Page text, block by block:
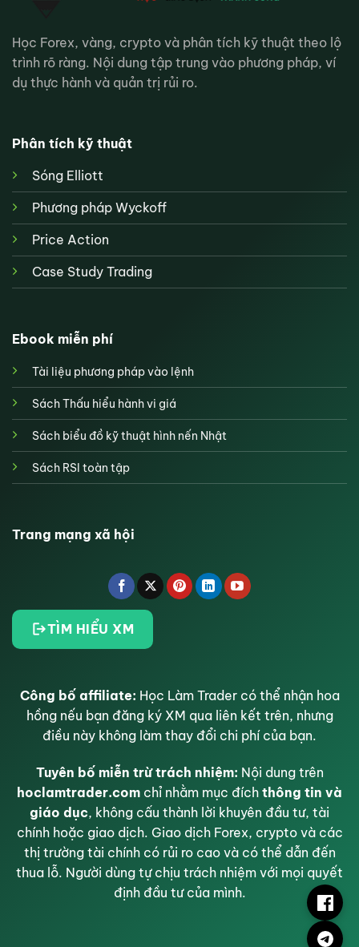
Học Forex, vàng, crypto và phân tích kỹ thuật theo lộ
trình rõ ràng. Nội dung tập trung vào phương pháp, ví
dụ thực hành và quản trị rủi ro.
Phân tích kỹ thuật
Sóng Elliott
Phương pháp Wyckoff
Price Action
Case Study Trading
Ebook miễn phí
Tài liệu phương pháp vào lệnh
Sách Thấu hiểu hành vi giá
Sách biểu đồ kỹ thuật hình nến Nhật
Sách RSI toàn tập
Trang mạng xã hội
TÌM HIỂU XM
Công bố affiliate: Học Làm Trader có thể nhận hoa
hồng nếu bạn đăng ký XM qua liên kết trên, nhưng
điều này không làm thay đổi chi phí của bạn.
Tuyên bố miễn trừ trách nhiệm: Nội dung trên
hoclamtrader.com chỉ nhằm mục đích thông tin và
giáo dục, không cấu thành lời khuyên đầu tư, tài
chính hoặc giao dịch. Giao dịch Forex, crypto và các
thị trường tài chính có rủi ro cao và có thể dẫn đến
thua lỗ. Người dùng tự chịu trách nhiệm với mọi quyết
định đầu tư của mình.